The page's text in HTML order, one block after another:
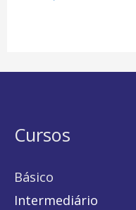
Cursos
Básico
Intermediário